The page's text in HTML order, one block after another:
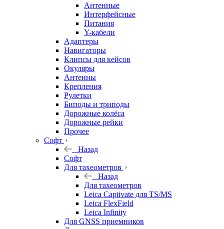
Антенные
Интерфейсные
Питания
Y-кабели
Адаптеры
Навигаторы
Клипсы для кейсов
Окуляры
Антенны
Крепления
Рулетки
Биподы и триподы
Дорожные колёса
Дорожные рейки
Прочее
Софт
Назад
Софт
Для тахеометров
Назад
Для тахеометров
Leica Captivate для TS/MS
Leica FlexField
Leica Infinity
Для GNSS приемников